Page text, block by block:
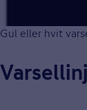
Gul eller hvit